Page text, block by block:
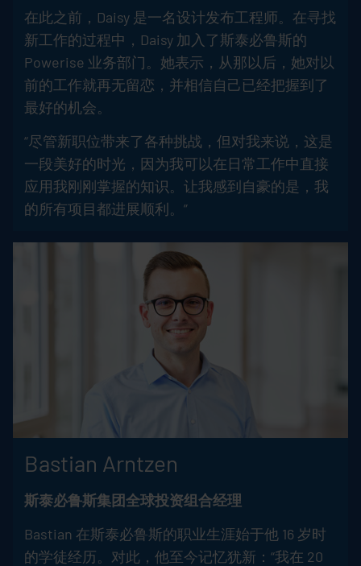
在此之前，Daisy 是一名设计发布工程师。在寻找
新工作的过程中，Daisy 加入了斯泰必鲁斯的
Powerise 业务部门。她表示，从那以后，她对以
前的工作就再无留恋，并相信自己已经把握到了
最好的机会。
“尽管新职位带来了各种挑战，但对我来说，这是
一段美好的时光，因为我可以在日常工作中直接
应用我刚刚掌握的知识。让我感到自豪的是，我
的所有项目都进展顺利。”
Bastian Arntzen
斯泰必鲁斯集团全球投资组合经理
Bastian 在斯泰必鲁斯的职业生涯始于他 16 岁时
的学徒经历。对此，他至今记忆犹新：“我在 20